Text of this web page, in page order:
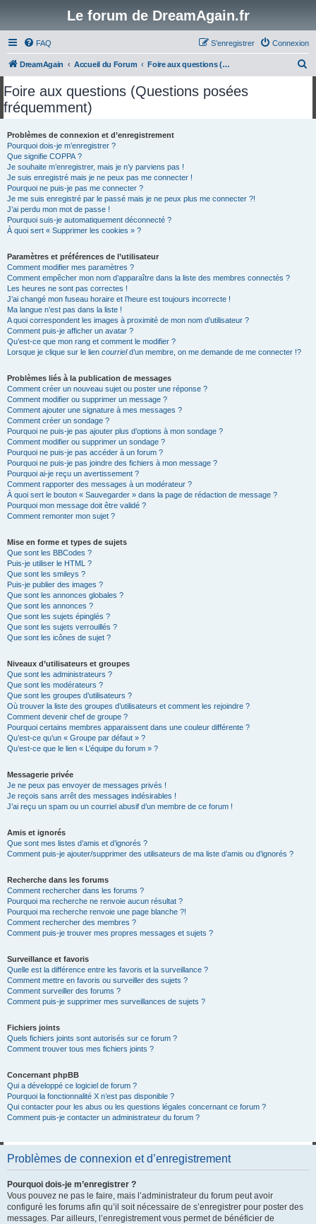
Le forum de DreamAgain.fr
FAQ Connexion
S’enregistrer
DreamAgain Accueil du Forum Foire aux questions (Questions posées fréquemment)
Foire aux questions (Questions posées
fréquemment)
Problèmes de connexion et d’enregistrement
Pourquoi dois-je m’enregistrer ?
Que signifie COPPA ?
Je souhaite m’enregistrer, mais je n’y parviens pas !
Je suis enregistré mais je ne peux pas me connecter !
Pourquoi ne puis-je pas me connecter ?
Je me suis enregistré par le passé mais je ne peux plus me connecter ?!
J’ai perdu mon mot de passe !
Pourquoi suis-je automatiquement déconnecté ?
À quoi sert « Supprimer les cookies » ?
Paramètres et préférences de l’utilisateur
Comment modifier mes paramètres ?
Comment empêcher mon nom d’apparaître dans la liste des membres connectés ?
Les heures ne sont pas correctes !
J’ai changé mon fuseau horaire et l’heure est toujours incorrecte !
Ma langue n’est pas dans la liste !
A quoi correspondent les images à proximité de mon nom d’utilisateur ?
Comment puis-je afficher un avatar ?
Qu’est-ce que mon rang et comment le modifier ?
Lorsque je clique sur le lien courrield’un membre, on me demande de me connecter !?
Problèmes liés à la publication de messages
Comment créer un nouveau sujet ou poster une réponse ?
Comment modifier ou supprimer un message ?
Comment ajouter une signature à mes messages ?
Comment créer un sondage ?
Pourquoi ne puis-je pas ajouter plus d’options à mon sondage ?
Comment modifier ou supprimer un sondage ?
Pourquoi ne puis-je pas accéder à un forum ?
Pourquoi ne puis-je pas joindre des fichiers à mon message ?
Pourquoi ai-je reçu un avertissement ?
Comment rapporter des messages à un modérateur ?
À quoi sert le bouton « Sauvegarder » dans la page de rédaction de message ?
Pourquoi mon message doit être validé ?
Comment remonter mon sujet ?
Mise en forme et types de sujets
Que sont les BBCodes ?
Puis-je utiliser le HTML ?
Que sont les smileys ?
Puis-je publier des images ?
Que sont les annonces globales ?
Que sont les annonces ?
Que sont les sujets épinglés ?
Que sont les sujets verrouillés ?
Que sont les icônes de sujet ?
Niveaux d’utilisateurs et groupes
Que sont les administrateurs ?
Que sont les modérateurs ?
Que sont les groupes d’utilisateurs ?
Où trouver la liste des groupes d’utilisateurs et comment les rejoindre ?
Comment devenir chef de groupe ?
Pourquoi certains membres apparaissent dans une couleur différente ?
Qu’est-ce qu’un « Groupe par défaut » ?
Qu’est-ce que le lien « L’équipe du forum » ?
Messagerie privée
Je ne peux pas envoyer de messages privés !
Je reçois sans arrêt des messages indésirables !
J’ai reçu un spam ou un courriel abusif d’un membre de ce forum !
Amis et ignorés
Que sont mes listes d’amis et d’ignorés ?
Comment puis-je ajouter/supprimer des utilisateurs de ma liste d’amis ou d’ignorés ?
Recherche dans les forums
Comment rechercher dans les forums ?
Pourquoi ma recherche ne renvoie aucun résultat ?
Pourquoi ma recherche renvoie une page blanche ?!
Comment rechercher des membres ?
Comment puis-je trouver mes propres messages et sujets ?
Surveillance et favoris
Quelle est la différence entre les favoris et la surveillance ?
Comment mettre en favoris ou surveiller des sujets ?
Comment surveiller des forums ?
Comment puis-je supprimer mes surveillances de sujets ?
Fichiers joints
Quels fichiers joints sont autorisés sur ce forum ?
Comment trouver tous mes fichiers joints ?
Concernant phpBB
Qui a développé ce logiciel de forum ?
Pourquoi la fonctionnalité X n’est pas disponible ?
Qui contacter pour les abus ou les questions légales concernant ce forum ?
Comment puis-je contacter un administrateur du forum ?
Problèmes de connexion et d’enregistrement
Pourquoi dois-je m’enregistrer ?
Vous pouvez ne pas le faire, mais l’administrateur du forum peut avoir
configuré les forums afin qu’il soit nécessaire de s’enregistrer pour poster des
messages. Par ailleurs, l’enregistrement vous permet de bénéficier de